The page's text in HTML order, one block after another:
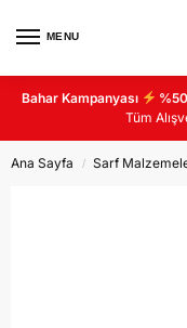
MENU
Bahar Kampanyası
Tüm
Ana Sayfa / Sarf